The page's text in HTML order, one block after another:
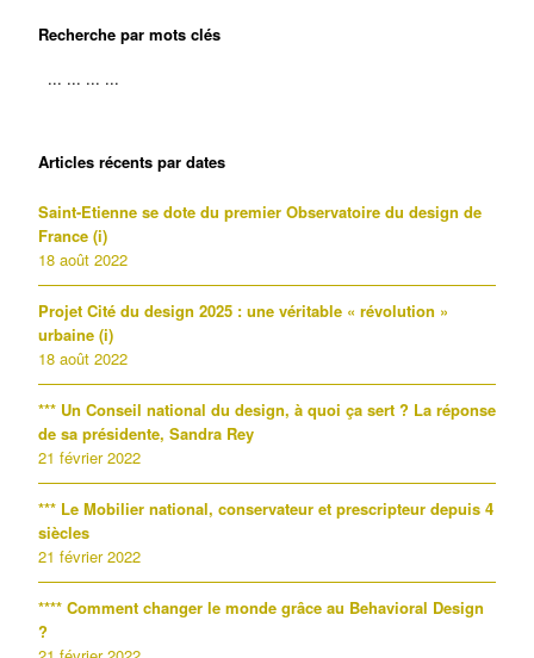
Recherche par mots clés
Articles récents par dates
Saint-Etienne se dote du premier Observatoire du design de
France (i)
18 août 2022
Projet Cité du design 2025 : une véritable « révolution »
urbaine (i)
18 août 2022
*** Un Conseil national du design, à quoi ça sert ? La réponse
de sa présidente, Sandra Rey
21 février 2022
*** Le Mobilier national, conservateur et prescripteur depuis 4
siècles
21 février 2022
**** Comment changer le monde grâce au Behavioral Design
?